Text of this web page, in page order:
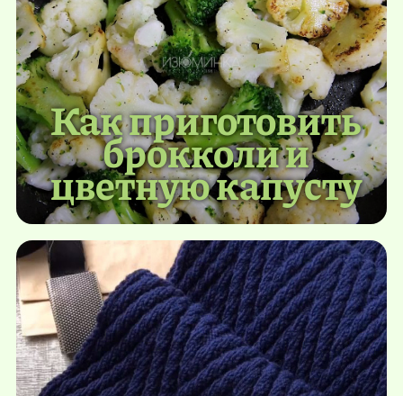
Как приготовить
брокколи и
цветную капусту